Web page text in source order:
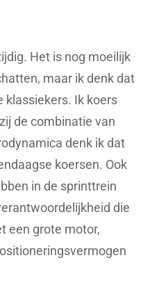
Het is nog moeilijk
maar ik denk dat
klassiekers. Ik koers
de combinatie van
denk ik dat
koersen. Ook
in de sprinttrein
die
een grote motor,